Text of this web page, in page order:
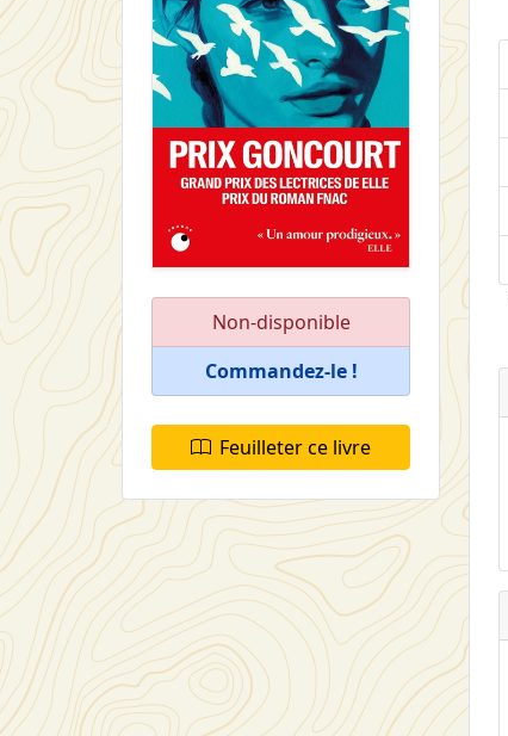
Non-disponible
Commandez-le !
Feuilleter ce livre